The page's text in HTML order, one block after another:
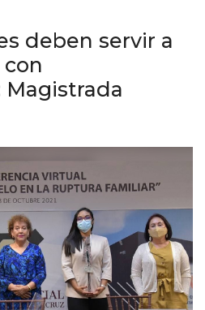
deben servir a
Magistrada